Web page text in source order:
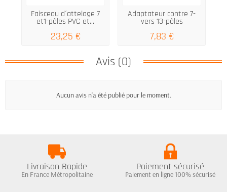
Faisceau d´attelage 7
et1-pôles PVC et...
23,25 €
Adaptateur contre 7-
vers 13-pôles
7,83 €
Avis (0)
Aucun avis n'a été publié pour le moment.
Livraison Rapide
En France Métropolitaine
Paiement sécurisé
Paiement en ligne 100% sécurisé